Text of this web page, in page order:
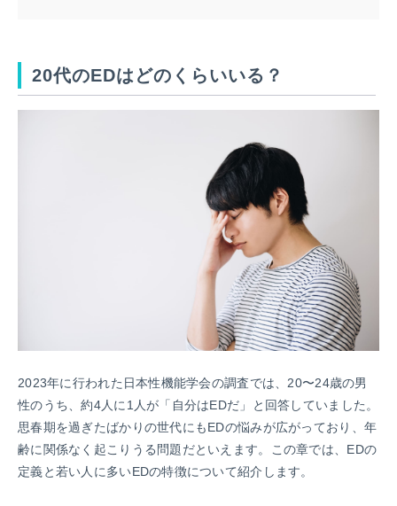
20代のEDはどのくらいいる？
2023年に行われた日本性機能学会の調査では、20〜24歳の男
性のうち、約4人に1人が「自分はEDだ」と回答していました。
思春期を過ぎたばかりの世代にもEDの悩みが広がっており、年
齢に関係なく起こりうる問題だといえます。この章では、EDの
定義と若い人に多いEDの特徴について紹介します。